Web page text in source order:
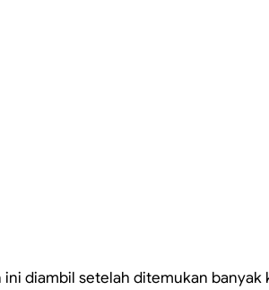
ini diambil setelah ditemukan banyak